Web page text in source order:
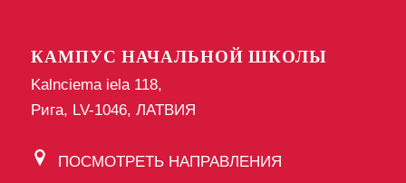
КАМПУС НАЧАЛЬНОЙ ШКОЛЫ
Kalnciema iela 118,
Рига, LV-1046, ЛАТВИЯ
ПОСМОТРЕТЬ НАПРАВЛЕНИЯ